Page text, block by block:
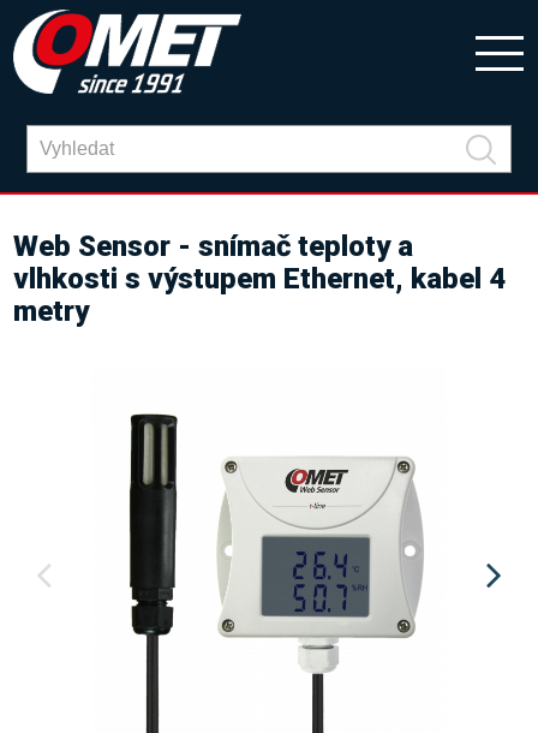
Web Sensor - snímač teploty a
vlhkosti s výstupem Ethernet, kabel 4
metry